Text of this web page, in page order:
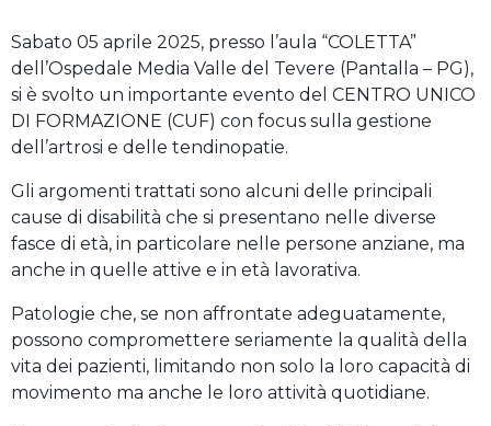
Sabato 05 aprile 2025, presso l’aula “COLETTA”
dell’Ospedale Media Valle del Tevere (Pantalla – PG),
si è svolto un importante evento del CENTRO UNICO
DI FORMAZIONE (CUF) con focus sulla gestione
dell’artrosi e delle tendinopatie.
Gli argomenti trattati sono alcuni delle principali
cause di disabilità che si presentano nelle diverse
fasce di età, in particolare nelle persone anziane, ma
anche in quelle attive e in età lavorativa.
Patologie che, se non affrontate adeguatamente,
possono compromettere seriamente la qualità della
vita dei pazienti, limitando non solo la loro capacità di
movimento ma anche le loro attività quotidiane.